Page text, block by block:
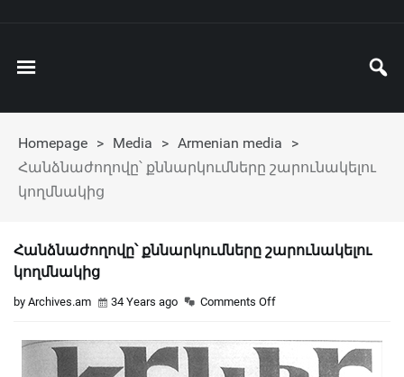
Homepage > Media > Armenian media
>
Հանձնաժողովը՝ քննարկումները շարունակելու
կողմնակից
Հանձնաժողովը՝ քննարկումները շարունակելու
կողմնակից
by Archives.am 34 Years ago Comments Off